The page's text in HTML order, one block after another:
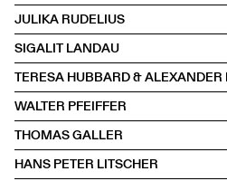
JULIKA RUDELIUS
SIGALIT LANDAU
WALTER PFEIFFER
THOMAS GALLER
HANS PETER LITSCHER